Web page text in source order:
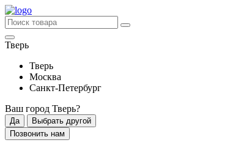
Тверь
Тверь
Москва
Санкт-Петербург
Ваш город Тверь?
Да
Выбрать другой
Позвонить нам